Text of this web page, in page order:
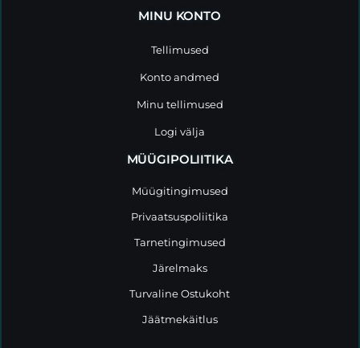
MINU KONTO
Tellimused
Konto andmed
Minu tellimused
Logi välja
MÜÜGIPOLIITIKA
Müügitingimused
Privaatsuspoliitika
Tarnetingimused
Järelmaks
Turvaline Ostukoht
Jäätmekäitlus